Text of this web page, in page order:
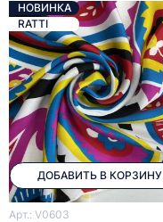
ДОБАВИТЬ В КОРЗИНУ
НОВИНКА
RATTI
Арт.: V0603